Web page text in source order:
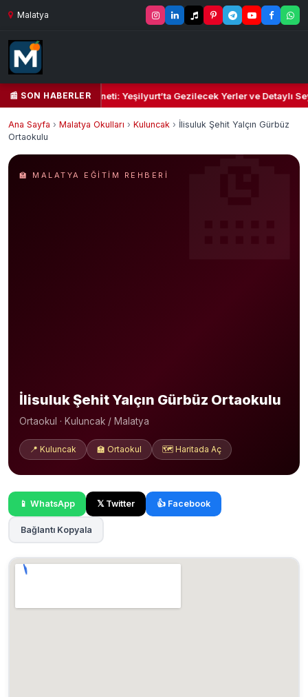
Malatya
📰 SON HABERLER
Kalbi ve Kültür Cenneti: Yeşilyurt’ta Gezilecek Yerler ve Detaylı
Ana Sayfa › Malatya Okulları › Kuluncak › İlisuluk Şehit Yalçın Gürbüz
Ortaokulu
🏫 MALATYA EĞITIM REHBERI
İlisuluk Şehit Yalçın Gürbüz Ortaokulu
Ortaokul · Kuluncak / Malatya
📍 Kuluncak 🏫 Ortaokul 🗺️ Haritada Aç
📱 WhatsApp 𝕏 Twitter 👍 Facebook
Bağlantı Kopyala